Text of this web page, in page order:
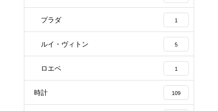
プラダ 1
ルイ・ヴィトン 5
ロエベ 1
時計 109